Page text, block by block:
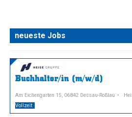
neueste Jobs
Buchhalter/in (m/w/d)
Am Eichengarten 15, 06842 Dessau-Roßlau
Vollzeit